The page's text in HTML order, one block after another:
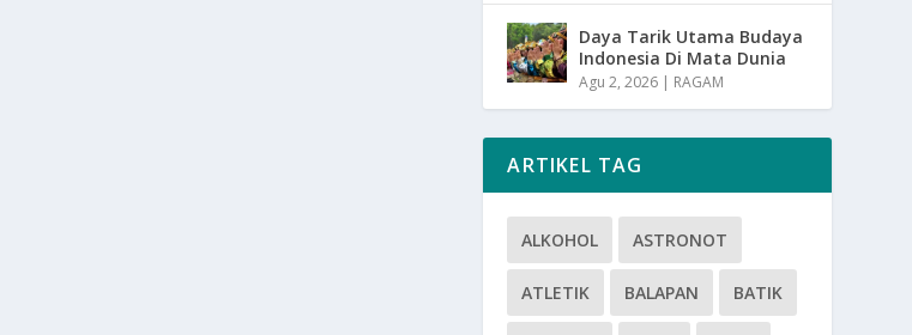
Daya Tarik Utama Budaya
Indonesia Di Mata Dunia
Agu 2, 2026 | RAGAM
ARTIKEL TAG
ALKOHOL ASTRONOT
ATLETIK BALAPAN BATIK